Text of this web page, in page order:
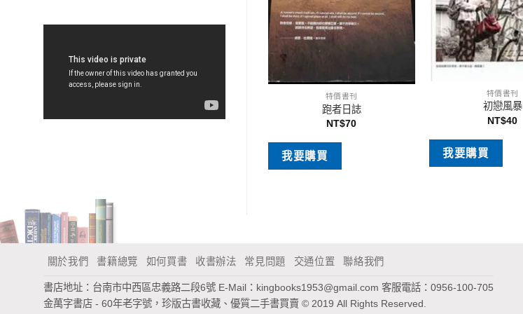
特價書刊
跑者日誌
NT$70
我要購買
特價書刊
初戀風暴
NT$40
我要購買
鬧鬧的星座書：處女座
關於我們 書籍總覽 如何買書 收書辦法 常見問題 交通位置 聯絡我們
書店地址：台南市中西區忠義路二段6號 E-Mail： kingbooks1953@gmail.com 客服電話：0956-100-705
金萬字書店 - 60年老字號，珍版古書收藏、優質二手書買賣 © 2019 All Rights Reserved.